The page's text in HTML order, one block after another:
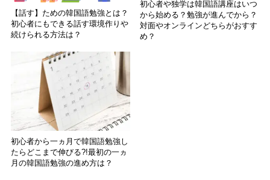
【話す】ための韓国語勉強とは？
初心者にもできる話す環境作りや
続けられる方法は？
初心者や独学は韓国語講座はいつ
から始める？勉強が進んでから？
対面やオンラインどちらがおすす
め？
初心者から一ヵ月で韓国語勉強し
たらどこまで伸びる?!最初の一ヵ
月の韓国語勉強の進め方は？